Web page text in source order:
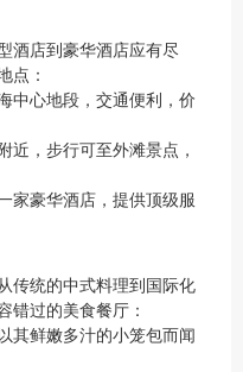
酒店到豪华酒店应有尽
点：
中心地段，交通便利，价
近，步行可至外滩景点，
家豪华酒店，提供顶级服
传统的中式料理到国际化
错过的美食餐厅：
其鲜嫩多汁的小笼包而闻